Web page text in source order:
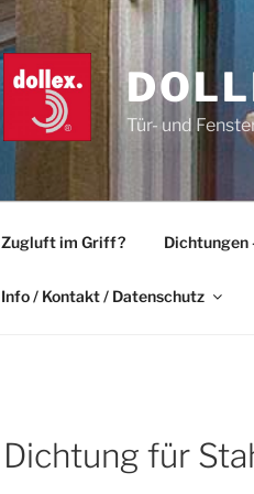
Tür- und
Zugluft im Griff? Dichtungen
Info / Kontakt / Datenschutz
Dichtung für